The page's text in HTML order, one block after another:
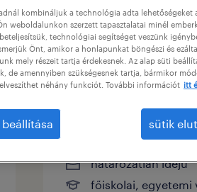
típusok
technical after
biatorbágy, pest
határozatlan idejű
főiskolai, egyetemi
kombináljuk a technológia adta lehetőségeket
weboldalunkon szerzett tapasztalatai minél
technológiai segítséget veszünk
Önt, amikor a honlapunkat böngészi és
mely részeit tartja érdekesnek. Az alap süti
de amennyiben szükségesnek tartja, bármikor
néhány funkciót. További információt itt
sütik